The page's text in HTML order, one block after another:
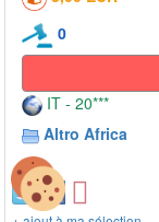
0
IT - 20***
Altro Africa